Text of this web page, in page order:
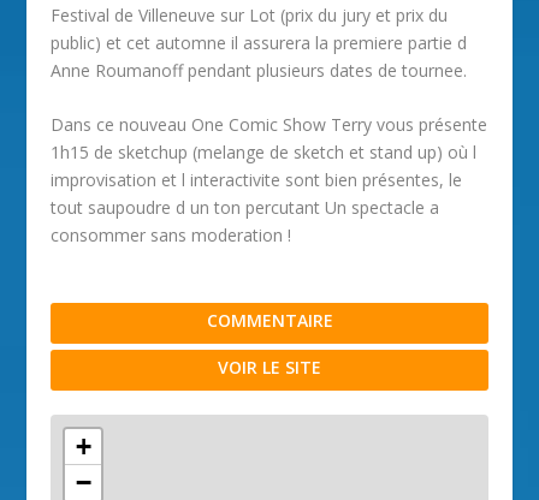
Festival de Villeneuve sur Lot (prix du jury et prix du
public) et cet automne il assurera la premiere partie d
Anne Roumanoff pendant plusieurs dates de tournee.
Dans ce nouveau One Comic Show Terry vous présente
1h15 de sketchup (melange de sketch et stand up) où l
improvisation et l interactivite sont bien présentes, le
tout saupoudre d un ton percutant Un spectacle a
consommer sans moderation !
COMMENTAIRE
VOIR LE SITE
+
−